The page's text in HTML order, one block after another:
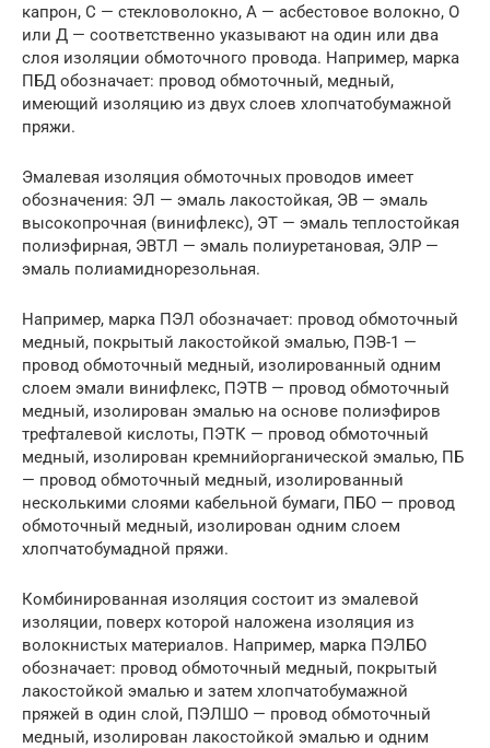
капрон, С — стекловолокно, А — асбестовое волокно, О
или Д — соответственно указывают на один или два
слоя изоляции обмоточного провода. Например, марка
ПБД обозначает: провод обмоточный, медный,
имеющий изоляцию из двух слоев хлопчатобумажной
пряжи.
Эмалевая изоляция обмоточных проводов имеет
обозначения: ЭЛ — эмаль лакостойкая, ЭВ — эмаль
высокопрочная (винифлекс), ЭТ — эмаль теплостойкая
полиэфирная, ЭВТЛ — эмаль полиуретановая, ЭЛР —
эмаль полиамиднорезольная.
Например, марка ПЭЛ обозначает: провод обмоточный
медный, покрытый лакостойкой эмалью, ПЭВ-1 —
провод обмоточный медный, изолированный одним
слоем эмали винифлекс, ПЭТВ — провод обмоточный
медный, изолирован эмалью на основе полиэфиров
трефталевой кислоты, ПЭТК — провод обмоточный
медный, изолирован кремнийорганической эмалью, ПБ
— провод обмоточный медный, изолированный
несколькими слоями кабельной бумаги, ПБО — провод
обмоточный медный, изолирован одним слоем
хлопчатобумадной пряжи.
Комбинированная изоляция состоит из эмалевой
изоляции, поверх которой наложена изоляция из
волокнистых материалов. Например, марка ПЭЛБО
обозначает: провод обмоточный медный, покрытый
лакостойкой эмалью и затем хлопчатобумажной
пряжей в один слой, ПЭЛШО — провод обмоточный
медный, изолирован лакостойкой эмалью и одним